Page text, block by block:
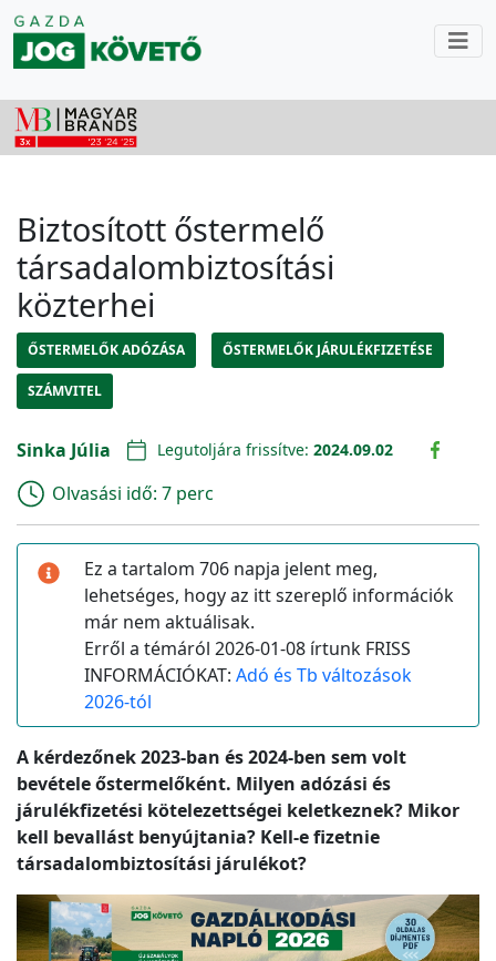
Biztosított őstermelő
társadalombiztosítási
közterhei
ŐSTERMELŐK ADÓZÁSA ŐSTERMELŐK JÁRULÉKFIZETÉSE
SZÁMVITEL
Sinka Júlia Legutoljára frissítve: 2024.09.02
Olvasási idő: 7 perc
Ez a tartalom 706 napja jelent meg,
lehetséges, hogy az itt szereplő információk
már nem aktuálisak.
Erről a témáról 2026-01-08 írtunk FRISS
INFORMÁCIÓKAT: Adó és Tb változások
2026-tól
A kérdezőnek 2023-ban és 2024-ben sem volt
bevétele őstermelőként. Milyen adózási és
járulékfizetési kötelezettségei keletkeznek? Mikor
kell bevallást benyújtania? Kell-e fizetnie
társadalombiztosítási járulékot?